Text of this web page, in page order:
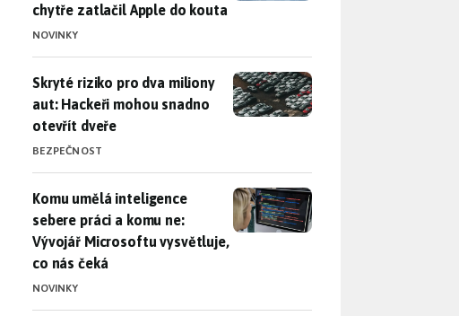
chytře zatlačil Apple do kouta
NOVINKY
Skryté riziko pro dva miliony aut: Hackeři mohou snadno otevřít
Skryté riziko pro dva miliony
aut: Hackeři mohou snadno
otevřít dveře
BEZPEČNOST
Komu umělá inteligence sebere práci a komu ne: Vývojář
Komu umělá inteligence
sebere práci a komu ne:
Vývojář Microsoftu vysvětluje,
co nás čeká
NOVINKY